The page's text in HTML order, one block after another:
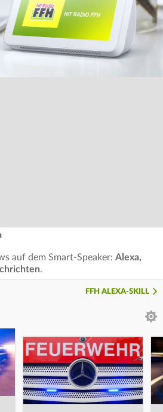
auf dem Smart-Speaker: Alexa,
.
FFH ALEXA-SKILL